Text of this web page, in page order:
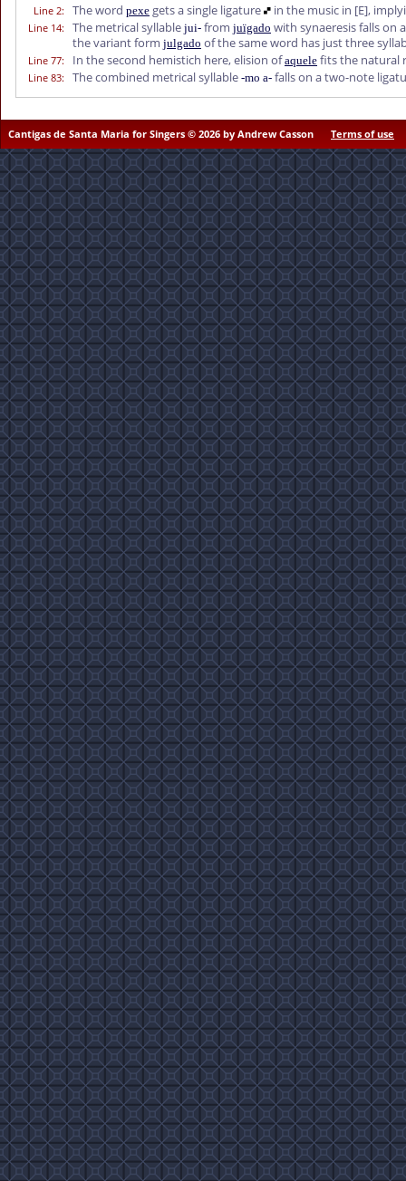
Line 2: The word pexe gets a single ligature in the music in [E],
Line 14: The metrical syllable jui- from juïgado with synaeresis falls on
the variant form julgado of the same word has just three
Line 77: In the second hemistich here, elision ofaquele fits the natural
Line 83: The combined metrical syllable -mo a- falls on a two-note
Cantigas de Santa Maria for Singers © 2026 by Andrew Casson Terms of use